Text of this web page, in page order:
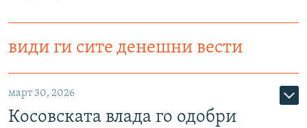
види ги сите денешни вести
март 30, 2026
Косовската влада го одобри